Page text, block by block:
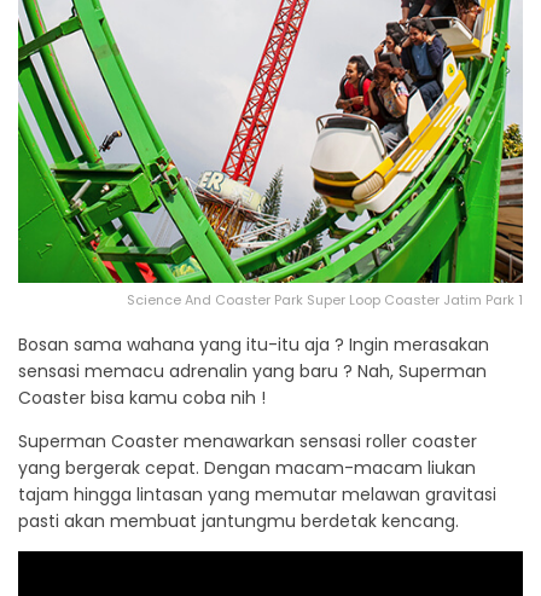
Science And Coaster Park Super Loop Coaster Jatim Park 1
Bosan sama wahana yang itu-itu aja ? Ingin merasakan
sensasi memacu adrenalin yang baru ? Nah, Superman
Coaster bisa kamu coba nih !
Superman Coaster menawarkan sensasi roller coaster
yang bergerak cepat. Dengan macam-macam liukan
tajam hingga lintasan yang memutar melawan gravitasi
pasti akan membuat jantungmu berdetak kencang.